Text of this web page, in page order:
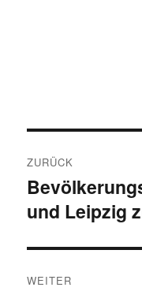
ZURÜCK
Vorheriger
Beitrag:
und Leipzig
WEITER